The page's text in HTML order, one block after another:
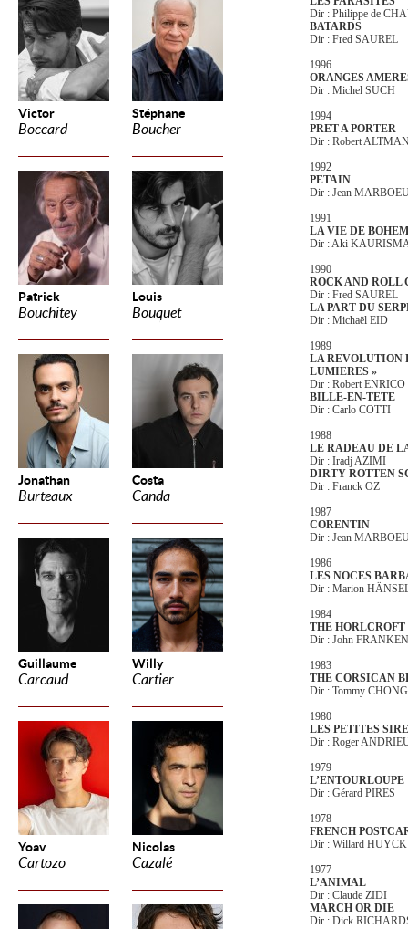
Victor
Boccard
Stéphane
Boucher
Patrick
Bouchitey
Louis
Bouquet
Jonathan
Burteaux
Costa
Canda
Guillaume
Carcaud
Willy
Cartier
Yoav
Cartozo
Nicolas
Cazalé
Dir : Philippe de
BATARDS
Dir : Fred SAUREL
1996
ORANGES
Dir : Michel SUCH
1994
PRET A PORTER
Dir : Robert
1992
PETAIN
Dir : Jean
1991
LA VIE DE
Dir : Aki
1990
ROCK AND ROLL
Dir : Fred SAUREL
LA PART DU
Dir : Michaël EID
1989
LA REVOLUTION
LUMIERES »
Dir : Robert ENRICO
BILLE-EN-TETE
Dir : Carlo COTTI
1988
LE RADEAU DE
Dir : Iradj AZIMI
DIRTY ROTTEN
Dir : Franck OZ
1987
CORENTIN
Dir : Jean
1986
LES NOCES
Dir : Marion
1984
THE
Dir : John
1983
THE CORSICAN
Dir : Tommy CHONG
1980
LES PETITES
Dir : Roger
1979
L’ENTOURLOUPE
Dir : Gérard PIRES
1978
FRENCH
Dir : Willard HUYCK
1977
L’ANIMAL
Dir : Claude ZIDI
MARCH OR DIE
Dir : Dick